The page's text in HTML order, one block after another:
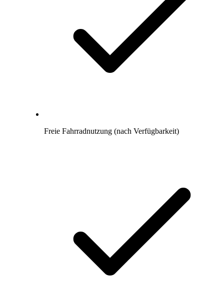
Freie Fahrradnutzung (nach Verfügbarkeit)